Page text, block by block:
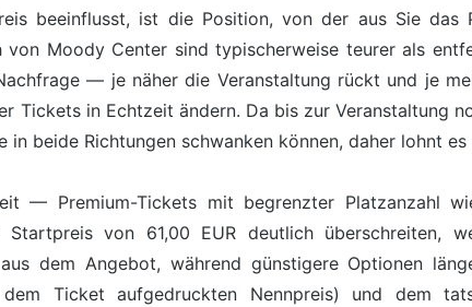
beeinflusst, ist die Position, von der aus Sie das
von Moody Center sind typischerweise teurer als
— je näher die Veranstaltung rückt und je
Tickets in Echtzeit ändern. Da bis zur Veranstaltung
in beide Richtungen schwanken können, daher lohnt
— Premium-Tickets mit begrenzter Platzanzahl
Startpreis von 61,00 EUR deutlich überschreiten,
dem Angebot, während günstigere Optionen
Ticket aufgedruckten Nennpreis) und dem